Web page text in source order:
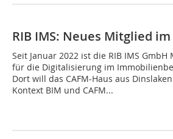
RIB IMS: Neues Mitglied im
Seit Januar 2022 ist die RIB IMS
für die Digitalisierung im
Dort will das CAFM-Haus aus
Kontext BIM und CAFM...